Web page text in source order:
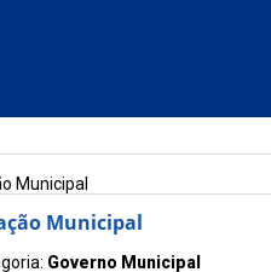
Municipal
Municipal
Governo Municipal